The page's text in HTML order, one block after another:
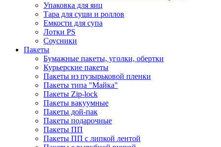
Упаковка для яиц
Тара для суши и роллов
Емкости для супа
Лотки PS
Соусники
Пакеты
Бумажные пакеты, уголки, обертки
Курьерские пакеты
Пакеты из пузырьковой пленки
Пакеты типа "Майка"
Пакеты Zip-lock
Пакеты вакуумные
Пакеты дой-пак
Пакеты подарочные
Пакеты ПП
Пакеты ПП с липкой лентой